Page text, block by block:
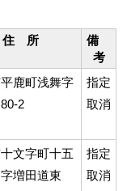
住 所
備
考
鹿町浅舞字
2
指定
取消
文字町十五
増田道東
指定
取消